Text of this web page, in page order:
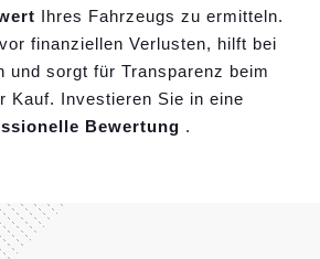
Ihres Fahrzeugs zu ermitteln.
finanziellen Verlusten, hilft bei
und sorgt für Transparenz beim
Kauf. Investieren Sie in eine
Bewertung .